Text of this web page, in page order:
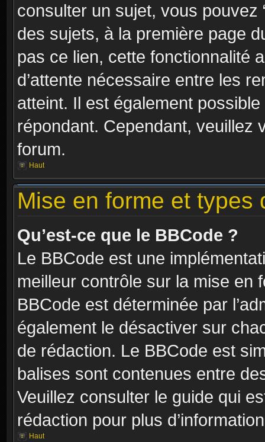
consulter un sujet, vous pouvez
des sujets, à la première page
pas ce lien, cette fonctionnalité
d’attente nécessaire entre les
atteint. Il est également
répondant. Cependant, veuillez
forum.
Haut
Mise en forme et types
Qu’est-ce que le BBCode ?
Le BBCode est une
meilleur contrôle sur la mise en
BBCode est déterminée par
également le désactiver sur
de rédaction. Le BBCode est
balises sont contenues entre
Veuillez consulter le guide qui
rédaction pour plus
Haut